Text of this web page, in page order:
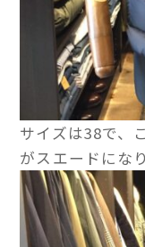
サイズは38で、
がスエードにな